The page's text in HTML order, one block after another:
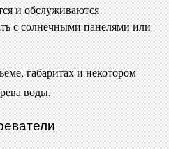
и обслуживаются
с солнечными панелями или
габаритах и некотором
воды.